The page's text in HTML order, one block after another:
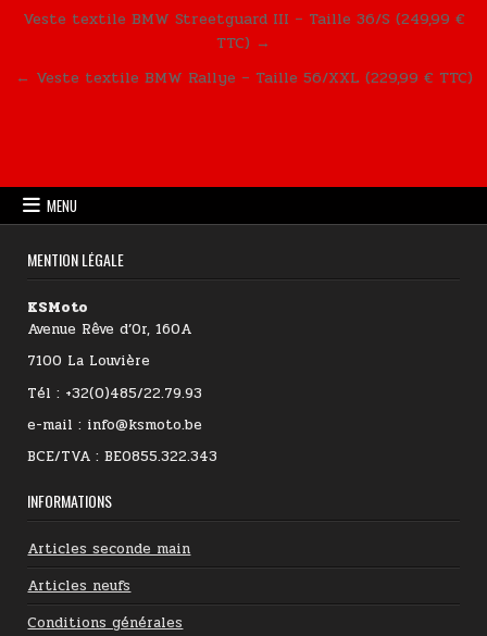
Navigation de l’article
Veste textile BMW Streetguard III – Taille 36/S (249,99 €
TTC) →
← Veste textile BMW Rallye – Taille 56/XXL (229,99 € TTC)
MENU
MENTION LÉGALE
KSMoto
Avenue Rêve d’Or, 160A
7100 La Louvière
Tél : +32(0)485/22.79.93
e-mail : info@ksmoto.be
BCE/TVA : BE0855.322.343
INFORMATIONS
Articles seconde main
Articles neufs
Conditions générales